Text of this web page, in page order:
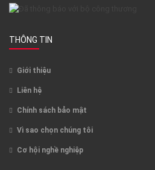
THÔNG TIN
Giới thiệu
Liên hệ
Chính sách bảo mật
Vì sao chọn chúng tôi
Cơ hội nghề nghiệp